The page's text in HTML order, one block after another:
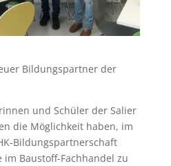
Bildungspartner der
und Schüler der Salier
die Möglichkeit haben, im
Bildungspartnerschaft
Baustoff-Fachhandel zu